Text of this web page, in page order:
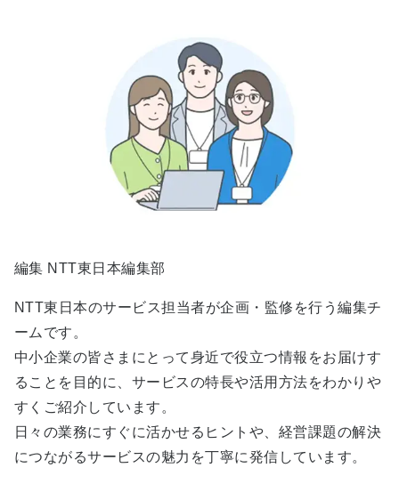
編集 NTT東日本編集部
NTT東日本のサービス担当者が企画・監修を行う編集チ
ームです。
中小企業の皆さまにとって身近で役立つ情報をお届けす
ることを目的に、サービスの特長や活用方法をわかりや
すくご紹介しています。
日々の業務にすぐに活かせるヒントや、経営課題の解決
につながるサービスの魅力を丁寧に発信しています。